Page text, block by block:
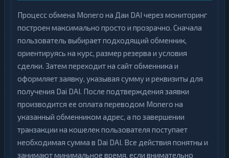
Процесс обмена Monero на Даи DAI через мониторинг
построен максимально просто и прозрачно. Сначала
пользователь выбирает подходящий обменник,
ориентируясь на курс, размер резерва и условия
сделки. Затем переходит на сайт обменника и
оформляет заявку, указывая сумму и реквизиты для
получения Dai DAI. После подтверждения заявки
производится ее оплата переводом Monero на
указанный обменником адрес, а по завершении
транзакции на кошелек пользователя поступает
необходимая сумма в Dai DAI. Все действия понятны и
занимают минимальное время, если внимательно